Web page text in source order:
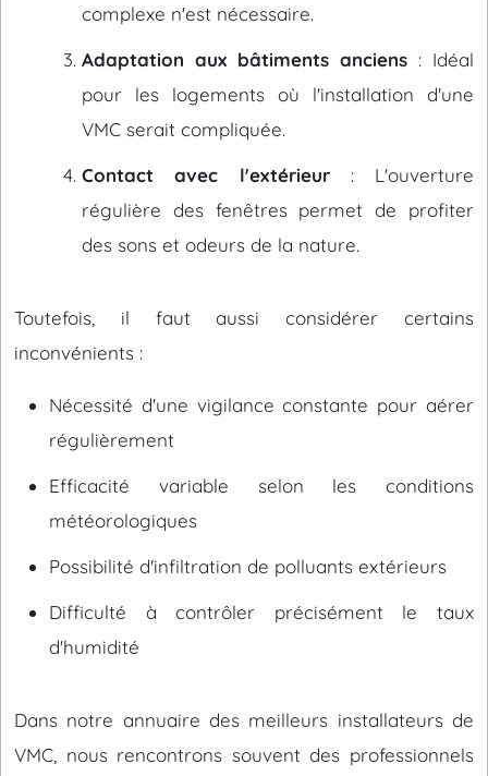
complexe n'est nécessaire.
Adaptation aux bâtiments anciens : Idéal
pour les logements où l'installation d'une
VMC serait compliquée.
Contact avec l'extérieur: L'ouverture
régulière des fenêtres permet de profiter
des sons et odeurs de la nature.
Toutefois, il faut aussi considérer certains
inconvénients :
Nécessité d'une vigilance constante pour aérer
régulièrement
Efficacité variable selon les conditions
météorologiques
Possibilité d'infiltration de polluants extérieurs
Difficulté à contrôler précisément le taux
d'humidité
Dans notre annuaire des meilleurs installateurs de
VMC, nous rencontrons souvent des professionnels